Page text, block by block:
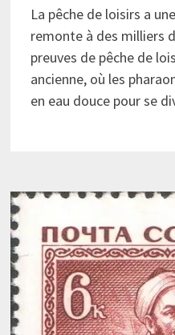
La pêche de loisirs a
remonte à des milliers
preuves de pêche de
ancienne, où les
en eau douce pour se